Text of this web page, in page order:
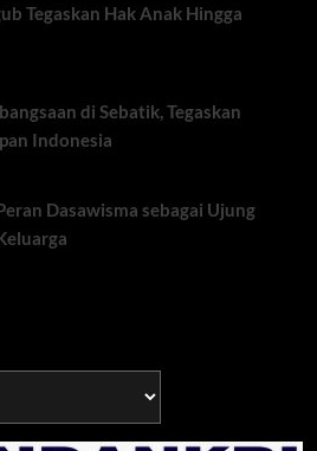
Tegaskan Hak Anak Hingga
di Sebatik, Tegaskan
Indonesia
Dasawisma sebagai Ujung